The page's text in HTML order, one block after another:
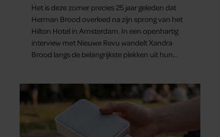
Het is deze zomer precies 25 jaar geleden dat
Herman Brood overleed na zijn sprong van het
Hilton Hotel in Amsterdam. In een openhartig
interview met Nieuwe Revu wandelt Xandra
Brood langs de belangrijkste plekken uit hun
aan herinneringen op. Daar begon hun leven
samen en werd dochter Lola geboren.